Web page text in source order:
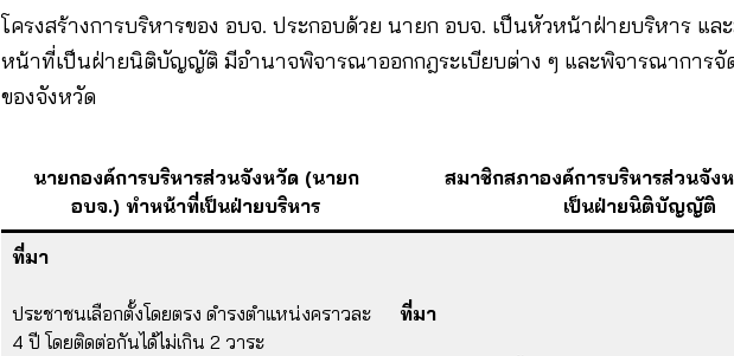
โครงสร้างการบริหารของ อบจ. ประกอบด้วย นายก อบจ. เป็นหัวหน้าฝ่ายบริหาร แล
หน้าที่เป็นฝ่ายนิติบัญญัติ มีอำนาจพิจารณาออกกฎระเบียบต่าง ๆ และพิจารณาการจั
ของจังหวัด
นายกองค์การบริหารส่วนจังหวัด (นายก
อบจ.) ทำหน้าที่เป็นฝ่ายบริหาร
สมาชิกสภาองค์การบริหารส่วนจัง
เป็นฝ่ายนิติบัญญัติ
ที่มา
ประชาชนเลือกตั้งโดยตรง ดำรงตำแหน่งคราวละ
4 ปี โดยติดต่อกันได้ไม่เกิน 2 วาระ
ที่มา